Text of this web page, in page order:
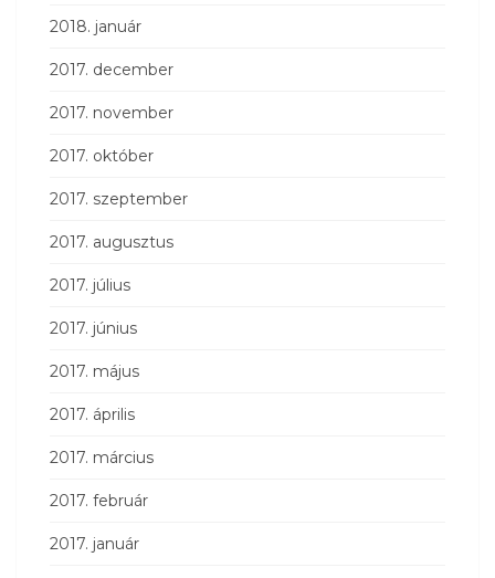
2018. január
2017. december
2017. november
2017. október
2017. szeptember
2017. augusztus
2017. július
2017. június
2017. május
2017. április
2017. március
2017. február
2017. január